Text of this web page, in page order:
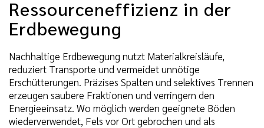
Ressourceneffizienz in der
Erdbewegung
Nachhaltige Erdbewegung nutzt Materialkreisläufe,
reduziert Transporte und vermeidet unnötige
Erschütterungen. Präzises Spalten und selektives Trennen
erzeugen saubere Fraktionen und verringern den
Energieeinsatz. Wo möglich werden geeignete Böden
wiederverwendet, Fels vor Ort gebrochen und als